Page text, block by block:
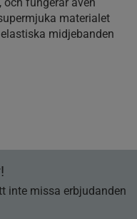
materialet
midjebanden
inte missa erbjudanden